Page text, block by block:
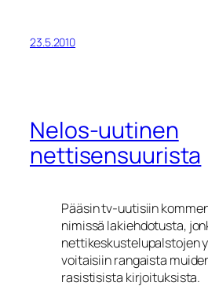
23.5.2010
Nelos-uutinen
nettisensuurista
Pääsin tv-uutisiin
nimissä lakiehdotusta,
nettikeskustelupalstojen
voitaisiin rangaista
rasistisista kirjoituksista.